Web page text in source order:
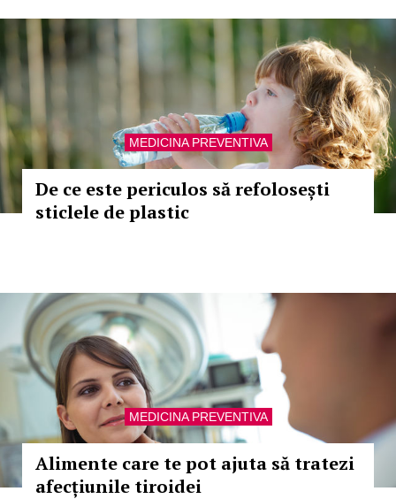
MEDICINA PREVENTIVA
De ce este periculos să refolosești
sticlele de plastic
MEDICINA PREVENTIVA
Alimente care te pot ajuta să tratezi
afecțiunile tiroidei